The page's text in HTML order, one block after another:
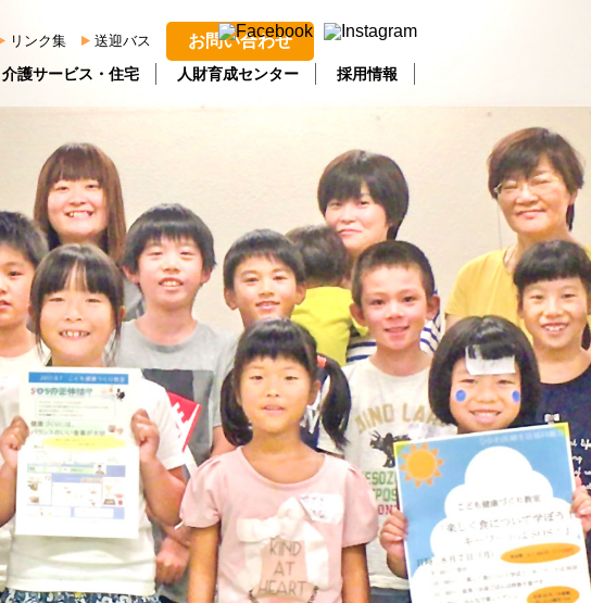
リンク集 送迎バス お問い合わせ
介護サービス・住宅 人財育成センター 採用情報